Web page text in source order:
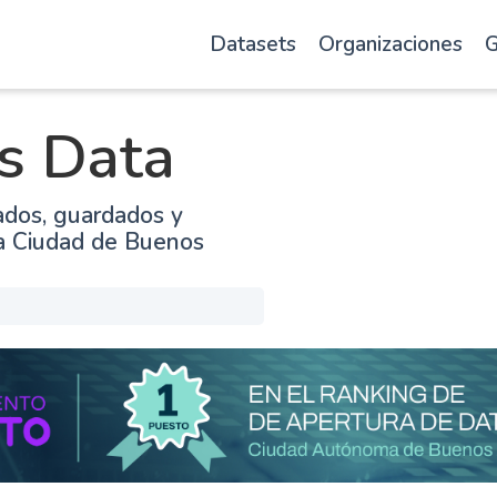
Datasets Organizaciones
Data
guardados y
de Buenos